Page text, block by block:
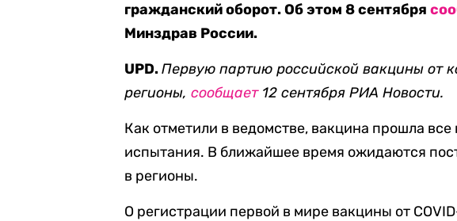
гражданский оборот. Об этом 8 сентября
Минздрав России.
UPD.Первую партию российской вакцины от
регионы,сообщает12 сентября РИА Новости.
Как отметили в ведомстве, вакцина прошла
испытания. В ближайшее время ожидаются
в регионы.
О регистрации первой в мире вакцины от